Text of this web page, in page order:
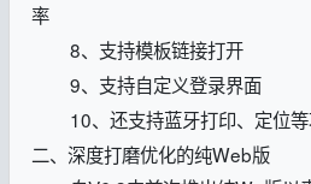
率
8、支持模板链接打开
9、支持自定义登录界面
10、还支持蓝牙打印、定位
二、深度打磨优化的纯Web版